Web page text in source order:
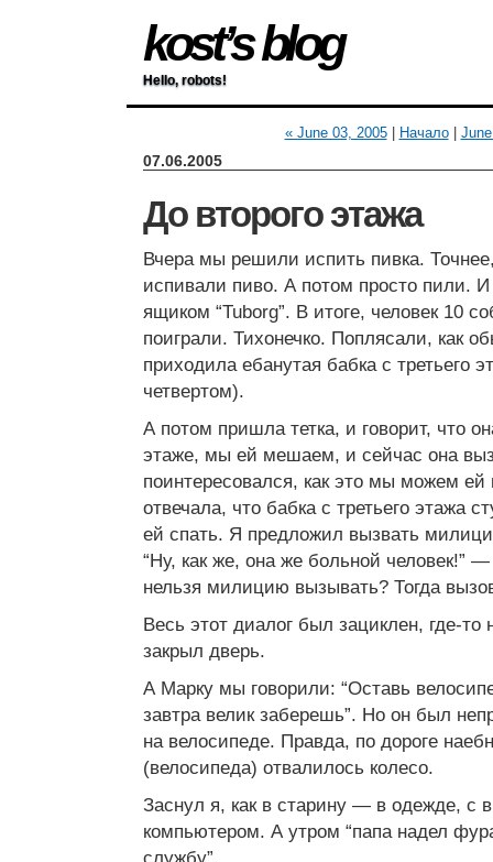
kost’s blog
Hello, robots!
« June 03, 2005| Начало|
07.06.2005
До второго этажа
Вчера мы решили испить пивка.
испивали пиво. А потом просто пили.
ящиком “Tuborg”. В итоге, человек 10
поиграли. Тихонечко. Поплясали, как
приходила ебанутая бабка с третьего
четвертом).
А потом пришла тетка, и говорит, что
этаже, мы ей мешаем, и сейчас она
поинтересовался, как это мы можем
отвечала, что бабка с третьего этажа
ей спать. Я предложил вызвать
“Ну, как же, она же больной человек!”
нельзя милицию вызывать? Тогда
Весь этот диалог был зациклен, где-то
закрыл дверь.
А Марку мы говорили: “Оставь
завтра велик заберешь”. Но он был
на велосипеде. Правда, по дороге
(велосипеда) отвалилось колесо.
Заснул я, как в старину — в одежде, с
компьютером. А утром “папа надел